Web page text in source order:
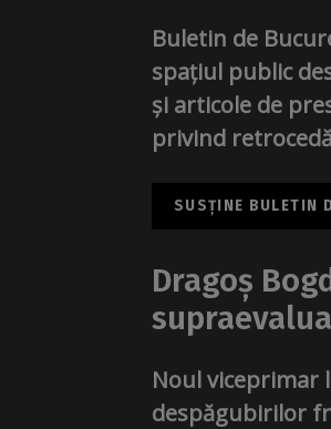
Buletin de
spațiul public
și articole de
privind
SUSȚINE BULETIN
Dragoș
Noul viceprimar
despăgubirilor